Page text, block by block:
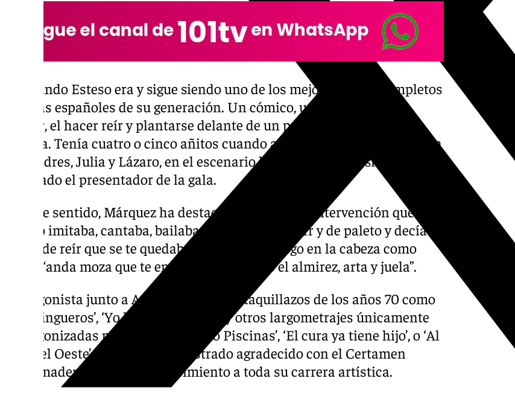
“Fernando Esteso era y sigue siendo uno de los mejores y más completos
artistas españoles de su generación. Un cómico, un actor, al que el
cantar, el hacer reír y plantarse delante de un público le venían de
familia. Tenía cuatro o cinco añitos cuando acompañó por primera vez a
sus padres, Julia y Lázaro, en el escenario haciendo de payasito”, ha
resaltado el presentador de la gala.
En este sentido, Márquez ha destacado durante su intervención que
Esteso imitaba, cantaba, bailaba, se vestía de mujer y de paleto y decía
cosas de reír que se te quedaban grabadas a fuego en la cabeza como
aquel “anda moza que te endiño con la mano el almirez, arta y juela”.
Protagonista junto a Andrés Pajares de taquillazos de los años 70 como
‘Los Bingueros’, ‘Yo hice a Roque III’ y otros largometrajes únicamente
protagonizadas por él, como ‘Pepito Piscinas’, ‘El cura ya tiene hijo’, o ‘Al
este del Oeste’, Esteso se ha mostrado agradecido con el Certamen
benalmadense por el reconocimiento a toda su carrera artística.